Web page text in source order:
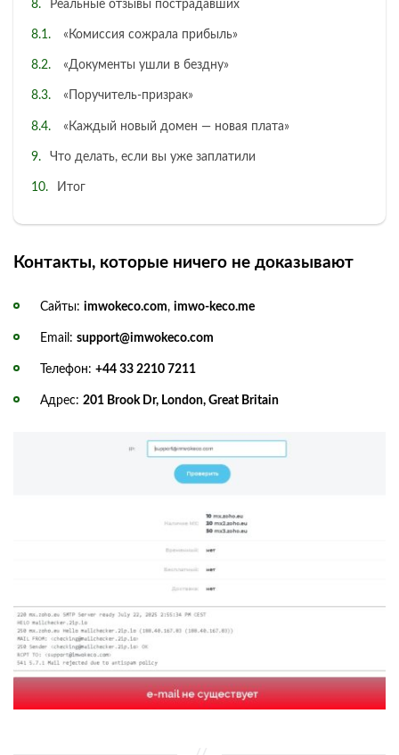
Реальные отзывы пострадавших
«Комиссия сожрала прибыль»
«Документы ушли в бездну»
«Поручитель-призрак»
«Каждый новый домен — новая плата»
Что делать, если вы уже заплатили
Итог
Контакты, которые ничего не доказывают
Сайты: imwokeco.com, imwo-keco.me
Email: support@imwokeco.com
Телефон: +44 33 2210 7211
Адрес: 201 Brook Dr, London, Great Britain